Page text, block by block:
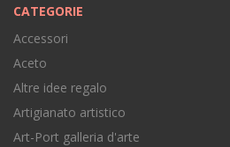
CATEGORIE
Accessori
Aceto
Altre idee regalo
Artigianato artistico
Art-Port galleria d'arte